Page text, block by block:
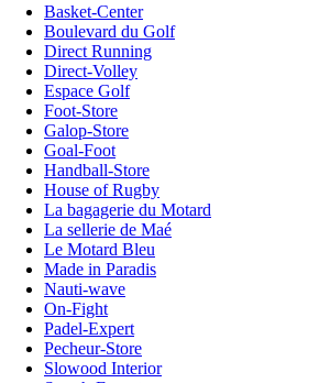
Basket-Center
Boulevard du Golf
Direct Running
Direct-Volley
Espace Golf
Foot-Store
Galop-Store
Goal-Foot
Handball-Store
House of Rugby
La bagagerie du Motard
La sellerie de Maé
Le Motard Bleu
Made in Paradis
Nauti-wave
On-Fight
Padel-Expert
Pecheur-Store
Slowood Interior